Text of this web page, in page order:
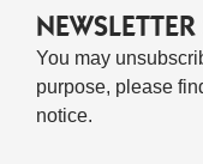
You may
purpose, please
notice.